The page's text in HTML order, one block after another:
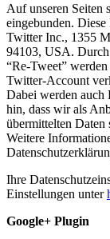
Auf unseren Seiten
eingebunden.
Twitter Inc., 1355
94103, USA.
“Re-Tweet”
Twitter-Account
Dabei werden auch
hin, dass wir als
übermittelten
Weitere
Ihre
Einstellungen unter
Google+ Plugin